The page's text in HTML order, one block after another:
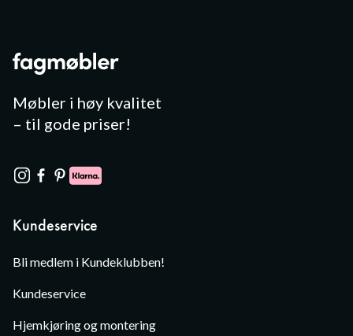
Møbler i høy kvalitet
– til gode priser!
Kundeservice
Bli medlem i Kundeklubben!
Kundeservice
Hjemkjøring og montering